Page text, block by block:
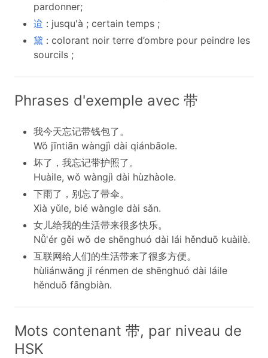
pardonner;
迨 : jusqu'à ; certain temps ;
黛 : colorant noir terre d’ombre pour peindre les
sourcils ;
Phrases d'exemple avec 带
我今天忘记带钱包了。
Wǒ jīntiān wàngjì dài qiánbāole.
坏了，我忘记带护照了。
Huàile, wǒ wàngjì dài hùzhàole.
下雨了，别忘了带伞。
Xià yǔle, bié wàngle dài sǎn.
女儿给我的生活带来很多快乐。
Nǚ'ér gěi wǒ de shēnghuó dài lái hěnduō kuàilè.
互联网给人们的生活带来了很多方便。
hùliánwǎng jǐ rénmen de shēnghuó dài láile
hěnduō fāngbiàn.
Mots contenant 带, par niveau de
HSK